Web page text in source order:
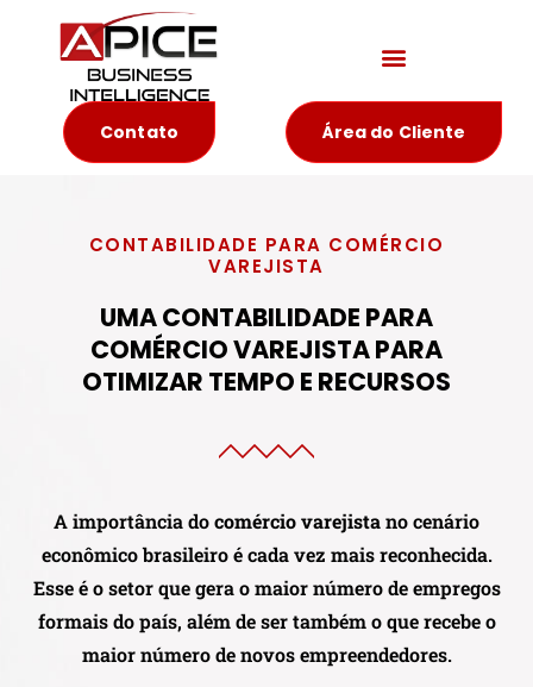
Contato Área do Cliente
CONTABILIDADE PARA COMÉRCIO
VAREJISTA
UMA CONTABILIDADE PARA
COMÉRCIO VAREJISTA PARA
OTIMIZAR TEMPO E RECURSOS
A importância docomércio varejistano cenário
econômico brasileiro é cada vez mais reconhecida.
Esse é o setor que gera o maior número de empregos
formais do país, além de ser também o que recebe o
maior número de novos empreendedores.